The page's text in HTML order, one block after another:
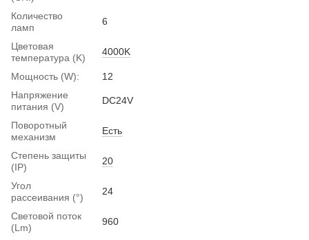
Количество
ламп
6
Цветовая
температура (K)
4000K
Мощность (W):
12
Напряжение
питания (V)
DC24V
Поворотный
механизм
Есть
Степень защиты
(IP)
20
Угол
рассеивания (°)
24
Световой поток
(Lm)
960